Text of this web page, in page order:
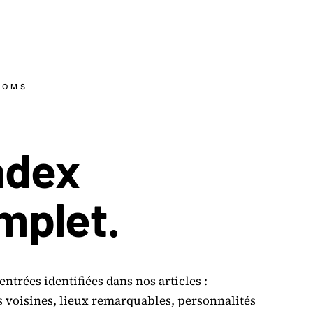
identifiées dans nos articles :
voisines, lieux remarquables, personnalités